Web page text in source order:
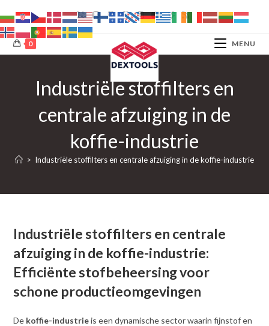
naar
inhoud
0 MENU
Industriële stoffilters en
centrale afzuiging in de
koffie-industrie
> Industriële stoffilters en centrale afzuiging in de koffie-industrie
Industriële stoffilters en centrale
afzuiging in de koffie-industrie:
Efficiënte stofbeheersing voor
schone productieomgevingen
De koffie-industrieis een dynamische sector waarin fijnstof en